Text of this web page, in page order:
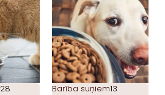
28
Barība suņiem13